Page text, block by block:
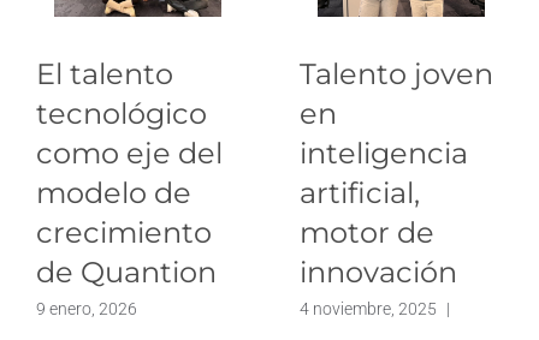
El talento
tecnológico
como eje del
modelo de
crecimiento
de Quantion
9 enero, 2026
Talento joven
en
inteligencia
artificial,
motor de
innovación
4 noviembre, 2025 |